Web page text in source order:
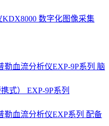
式） EXP-9P系列